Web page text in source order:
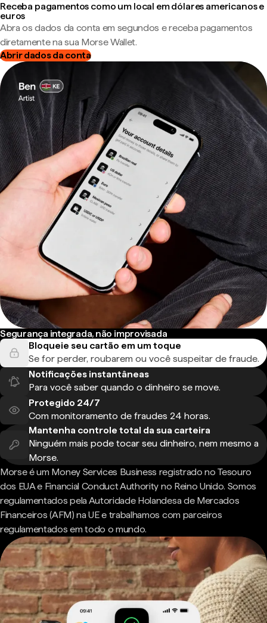
Receba pagamentos como um local em dólares americanos e
euros
Abra os dados da conta em segundos e receba pagamentos
diretamente na sua Morse Wallet.
Abrir dados da conta
Segurança integrada, não improvisada
Bloqueie seu cartão em um toque
Se for perder, roubarem ou você suspeitar de fraude.
Notificações instantâneas
Para você saber quando o dinheiro se move.
Protegido 24/7
Com monitoramento de fraudes 24 horas.
Mantenha controle total da sua carteira
Ninguém mais pode tocar seu dinheiro, nem mesmo a
Morse.
Morse é um Money Services Business registrado no Tesouro
dos EUA e Financial Conduct Authority no Reino Unido. Somos
regulamentados pela Autoridade Holandesa de Mercados
Financeiros (AFM) na UE e trabalhamos com parceiros
regulamentados em todo o mundo.